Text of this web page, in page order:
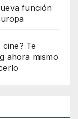
función
cine? Te
ahora mismo